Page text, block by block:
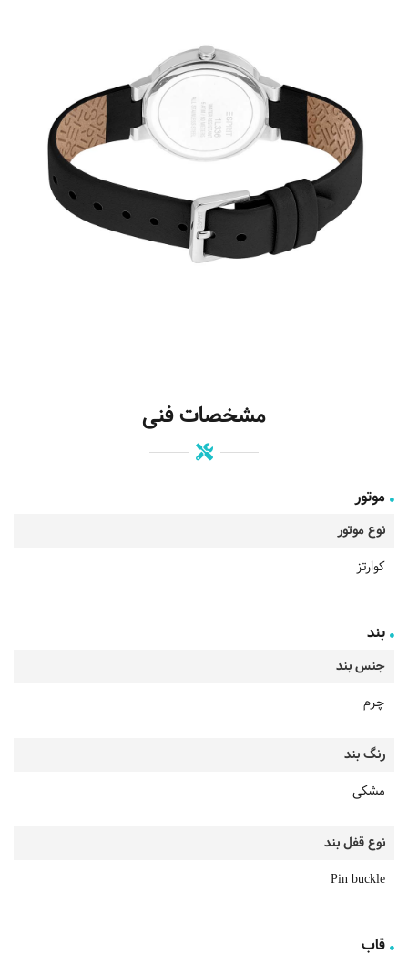
مشخصات فنی
موتور
نوع موتور
کوارتز
بند
جنس بند
چرم
رنگ بند
مشکی
نوع قفل بند
Pin buckle
قاب